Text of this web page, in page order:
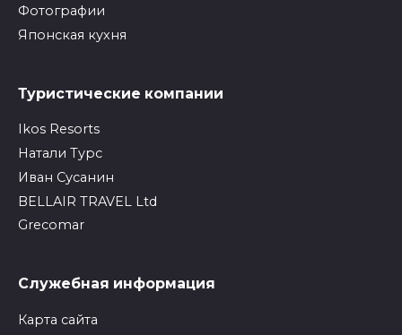
Фотографии
Японская кухня
Туристические компании
Ikos Resorts
Натали Турс
Иван Сусанин
BELLAIR TRAVEL Ltd
Grecomar
Служебная информация
Карта сайта